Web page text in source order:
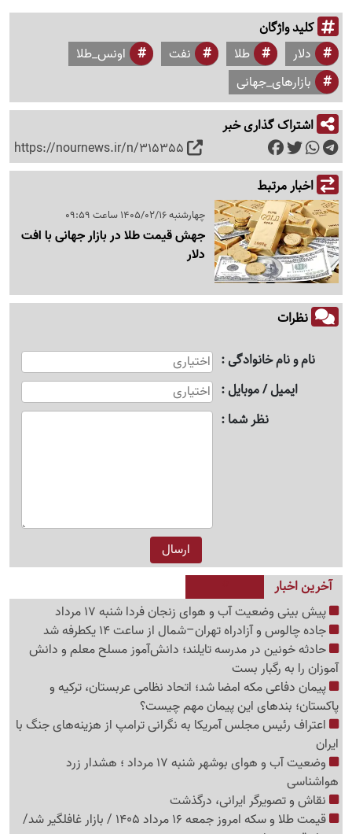
کلید واژگان
دلار طلا نفت
اونس_طلا
بازارهای_جهانی
اشتراک گذاری خبر
https://nournews.ir/n/315355
اخبار مرتبط
چهارشنبه 1405/02/16 ساعت 09:59
جهش قیمت طلا در بازار جهانی با افت
دلار
نظرات
نام و نام خانوادگی
ایمیل / موبایل
نظر شما
آخرین اخبار
پیش بینی وضعیت آب و هوای زنجان فردا شنبه 17 مرداد
جاده چالوس و آزادراه تهران–شمال از ساعت 14 یکطرفه شد
حادثه خونین در مدرسه تایلند؛ دانش‌آموز مسلح معلم و دانش
آموزان را به رگبار بست
پیمان دفاعی مکه امضا شد؛ اتحاد نظامی عربستان، ترکیه و
پاکستان؛ بندهای این پیمان مهم چیست؟
اعتراف رئیس مجلس آمریکا به نگرانی ترامپ از هزینه‌های جنگ با
ایران
وضعیت آب و هوای بوشهر شنبه 17 مرداد ؛ هشدار زرد
هواشناسی
نقاش و تصویرگر ایرانی، درگذشت
قیمت طلا و سکه امروز جمعه 16 مرداد 1405 / بازار غافلگیر شد/